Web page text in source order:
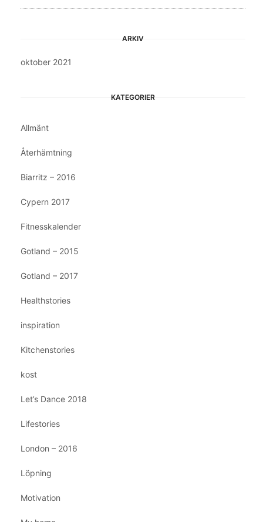
ARKIV
oktober 2021
KATEGORIER
Allmänt
Återhämtning
Biarritz – 2016
Cypern 2017
Fitnesskalender
Gotland – 2015
Gotland – 2017
Healthstories
inspiration
Kitchenstories
kost
Let’s Dance 2018
Lifestories
London – 2016
Löpning
Motivation